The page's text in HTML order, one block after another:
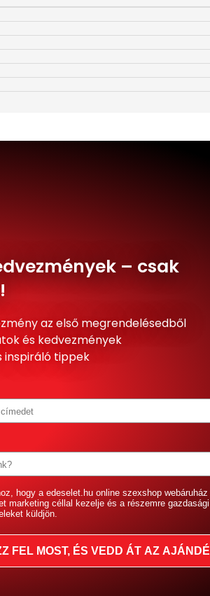
– csak
az első megrendelésedből
és kedvezmények
inspiráló tippek
hogy a edeselet.hu online szexshop
marketing céllal kezelje és a részemre
küldjön.
FEL MOST, ÉS VEDD ÁT AZ